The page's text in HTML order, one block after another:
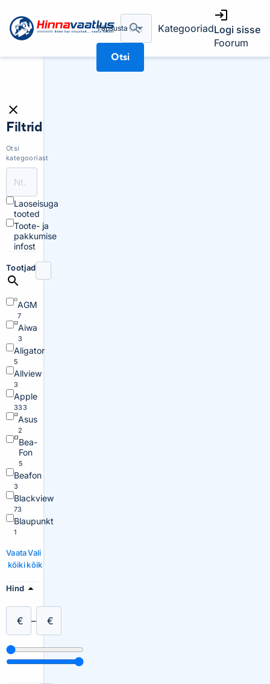
Täpsusta
Otsi
KategooriadLogi sisse
Foorum
Filtrid
Otsi
kategooriast
Laoseisuga
tooted
Toote- ja
pakkumise
infost
Tootjad
AGM
7
Aiwa
3
Aligator
5
Allview
3
Apple
333
Asus
2
Bea-
Fon
5
Beafon
3
Blackview
73
Blaupunkt
1
Vaata
kõiki
Vali
kõik
Hind
€ – €